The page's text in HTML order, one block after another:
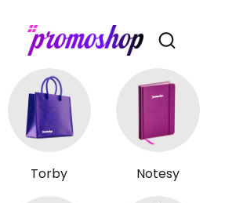
Otwórz
Torby Notesy